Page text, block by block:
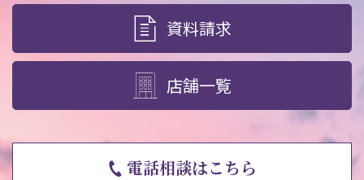
資料請求
店舗一覧
電話相談はこちら